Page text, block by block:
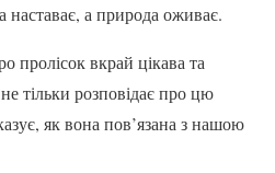
а природа оживає.
пролісок вкрай цікава та
тільки розповідає про цю
як вона пов’язана з нашою